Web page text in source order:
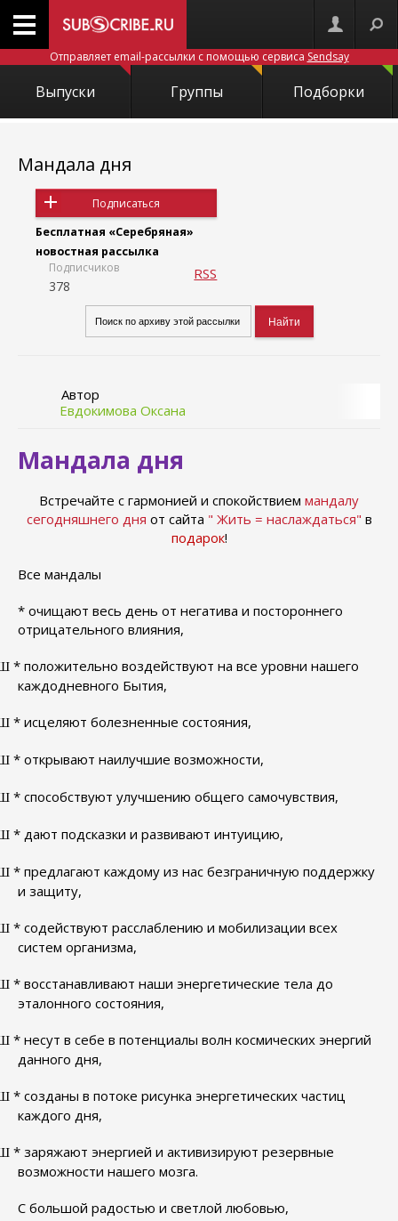
Отправляет email-рассылки с помощью сервиса Sendsay
Выпуски Группы Подборки
Мандала дня
Подписаться
Бесплатная «Серебряная»
новостная рассылка
Подписчиков
378
RSS
Автор
Евдокимова Оксана
Мандала дня
Встречайте с гармонией и спокойствием мандалу
сегодняшнего дня от сайта " Жить = наслаждаться" в
подарок!
Все мандалы
* очищают весь день от негатива и постороннего
отрицательного влияния,
* положительно воздействуют на все уровни нашего
каждодневного Бытия,
* исцеляют болезненные состояния,
* открывают наилучшие возможности,
* способствуют улучшению общего самочувствия,
* дают подсказки и развивают интуицию,
* предлагают каждому из нас безграничную поддержку
и защиту,
* содействуют расслаблению и мобилизации всех
систем организма,
* восстанавливают наши энергетические тела до
эталонного состояния,
* несут в себе в потенциалы волн космических энергий
данного дня,
* созданы в потоке рисунка энергетических частиц
каждого дня,
* заряжают энергией и активизируют резервные
возможности нашего мозга.
С большой радостью и светлой любовью,